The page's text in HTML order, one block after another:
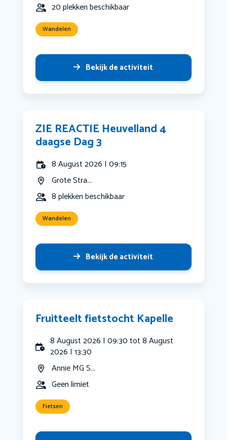
20 plekken beschikbaar
Wandelen
Bekijk de activiteit
ZIE REACTIE Heuvelland 4
daagse Dag 3
8 August 2026 | 09:15
Grote Stra...
8 plekken beschikbaar
Wandelen
Bekijk de activiteit
Fruitteelt fietstocht Kapelle
8 August 2026 | 09:30 tot 8 August
2026 | 13:30
Annie MG S...
Geen limiet
Fietsen